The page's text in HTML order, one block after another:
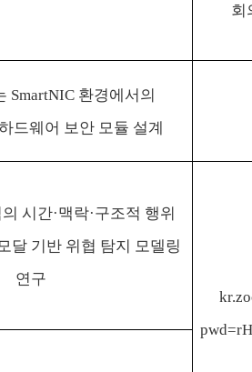
회
SmartNIC 환경에서의
드웨어 보안 모듈 설계
시간·맥락·구조적 행위
달 기반 위협 탐지 모델링
연구